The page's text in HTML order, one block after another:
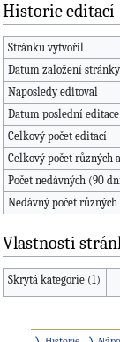
Historie editací
Stránku vytvořil
Datum založení stránky
Naposledy editoval
Datum poslední editace
Celkový počet editací
Celkový počet různých
Počet nedávných (90
Nedávný počet
Vlastnosti
Skrytá kategorie (1)